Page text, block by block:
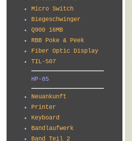
Micro Switch
Biegeschwinger
Q900 16MB
RBB Poke & Peek
Fiber Optic Display
TIL-507
HP-85
Neuankunft
Printer
Keyboard
Bandlaufwerk
Band Teil 2